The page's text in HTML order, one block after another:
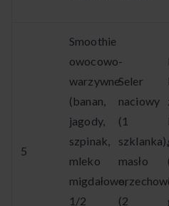
5
Smoothie
owocowo-
warzywne
(banan,
jagody,
szpinak,
mleko
migdałowe,
1/2
Seler
naciowy
(1
szklanka),
masło
(2